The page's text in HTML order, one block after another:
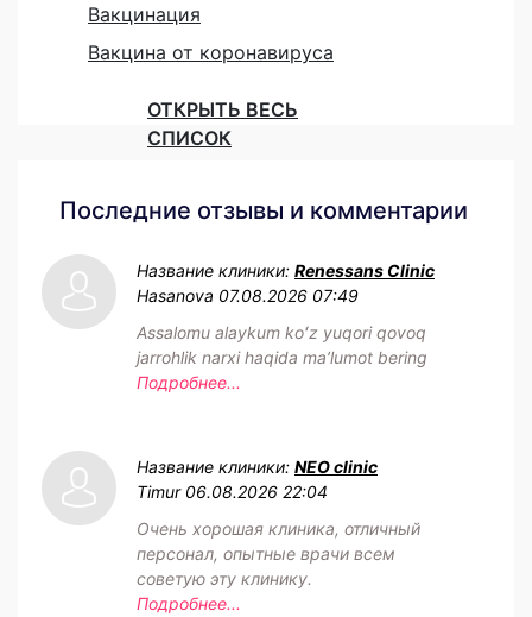
Вакцинация
Вакцина от коронавируса
ОТКРЫТЬ ВЕСЬ
СПИСОК
Последние отзывы и комментарии
Название клиники: Renessans Clinic
Hasanova 07.08.2026 07:49
Assalomu alaykum koʻz yuqori qovoq
jarrohlik narxi haqida maʼlumot bering
Подробнее...
Название клиники: NEO clinic
Timur 06.08.2026 22:04
Очень хорошая клиника, отличный
персонал, опытные врачи всем
советую эту клинику.
Подробнее...